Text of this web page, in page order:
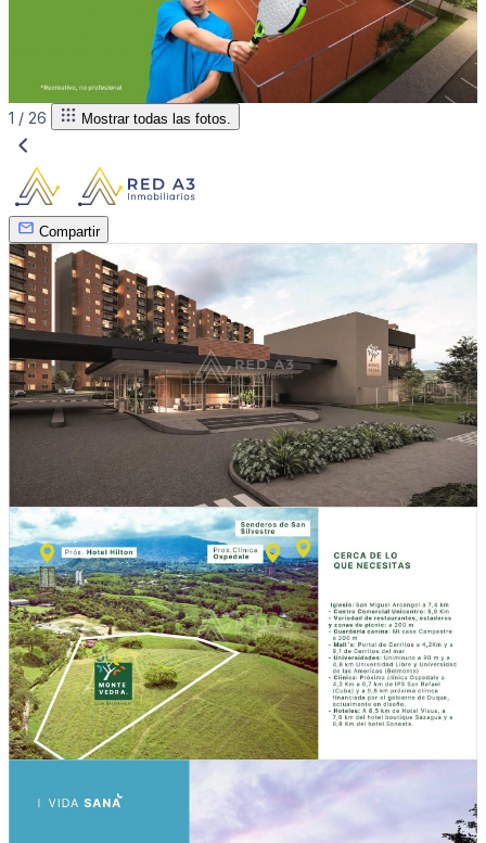
1 / 26 Mostrar todas las fotos.
Compartir